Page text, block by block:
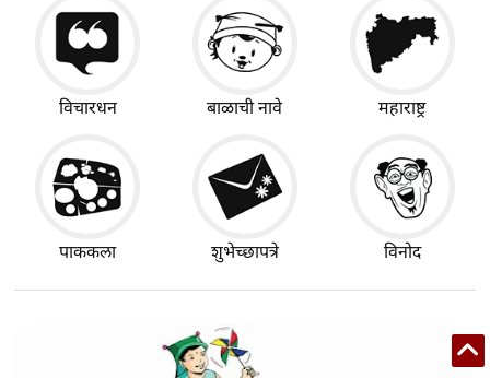
विचारधन बाळाची नावे महाराष्ट्र
पाककला शुभेच्छापत्रे विनोद